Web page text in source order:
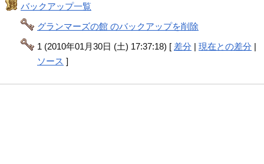
バックアップ一覧
グランマーズの館 のバックアップを削除
1 (2010年01月30日 (土) 17:37:18) [ 差分 |現在との差分 |
ソース ]